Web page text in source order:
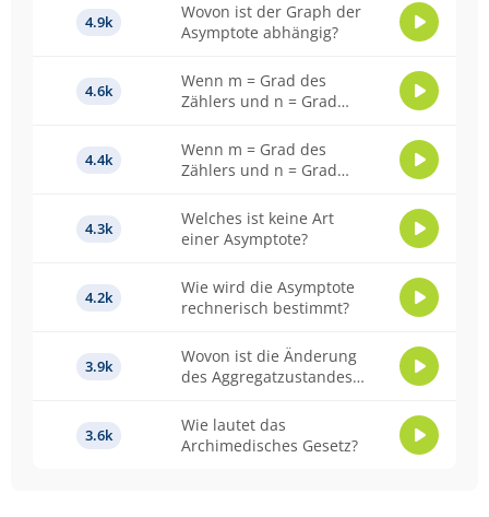
4.9k
Wovon ist der Graph der
Asymptote abhängig?
4.6k
Wenn m = Grad des
Zählers und n = Grad
ist die Asymptote eine
Parabel?
4.4k
Wenn m = Grad des
Zählers und n = Grad
liegt eine schräge
Asymptote vor?
4.3k
Welches ist keine Art
einer Asymptote?
4.2k
Wie wird die Asymptote
rechnerisch bestimmt?
3.9k
Wovon ist die Änderung
des Aggregatzustandes
3.6k
Wie lautet das
Archimedisches Gesetz?